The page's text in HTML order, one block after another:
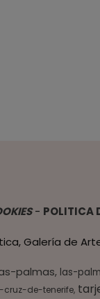
- POLITICA
Galería de
palmas las-
cruz-de-tenerife